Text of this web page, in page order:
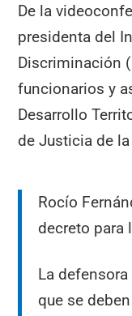
De la
presidenta del
Discriminación
funcionarios y
Desarrollo
de Justicia de
Rocío
decreto para
La
que se